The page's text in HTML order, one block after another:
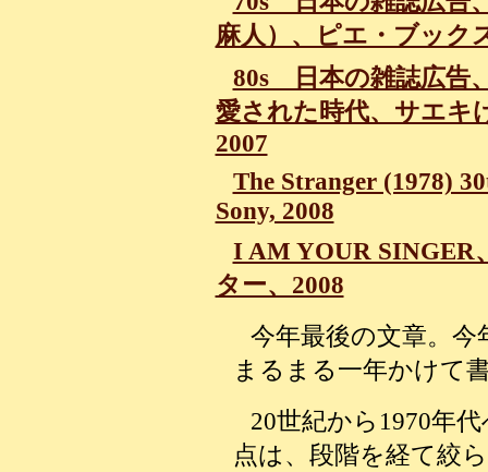
麻人）、ピエ・ブック
80s 日本の雑誌広告
愛された時代、サエキ
2007
The Stranger (1978)
Sony, 2008
I AM YOUR SINGER
ター、2008
今年最後の文章。
まるまる一年かけて
20世紀から1970年
点は、段階を経て絞